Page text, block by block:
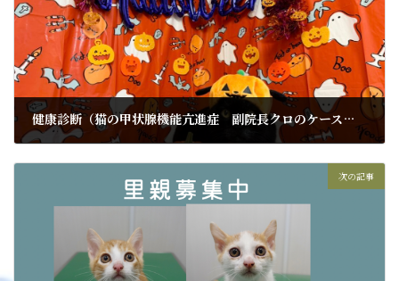
健康診断（猫の甲状腺機能亢進症 副院長クロのケース）２
2024年12月16日
次の記事